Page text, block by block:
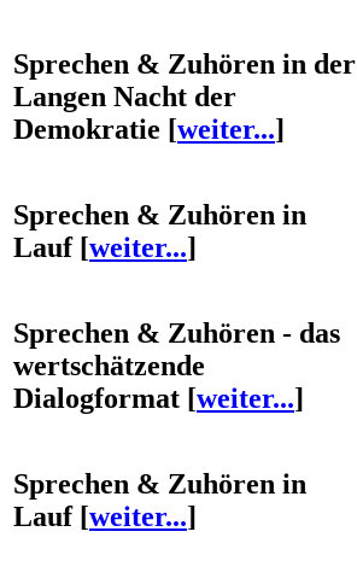
Sprechen & Zuhören in der
Langen Nacht der
Demokratie [weiter...]
Sprechen & Zuhören in
Lauf [weiter...]
Sprechen & Zuhören - das
wertschätzende
Dialogformat [weiter...]
Sprechen & Zuhören in
Lauf [weiter...]